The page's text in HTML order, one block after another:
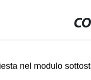
nel modulo